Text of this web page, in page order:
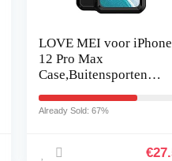
LOVE MEI voor iPhone
12 Pro Max
Case,Buitensporten
Tank Metalen Cover
Already Sold: 67%
€